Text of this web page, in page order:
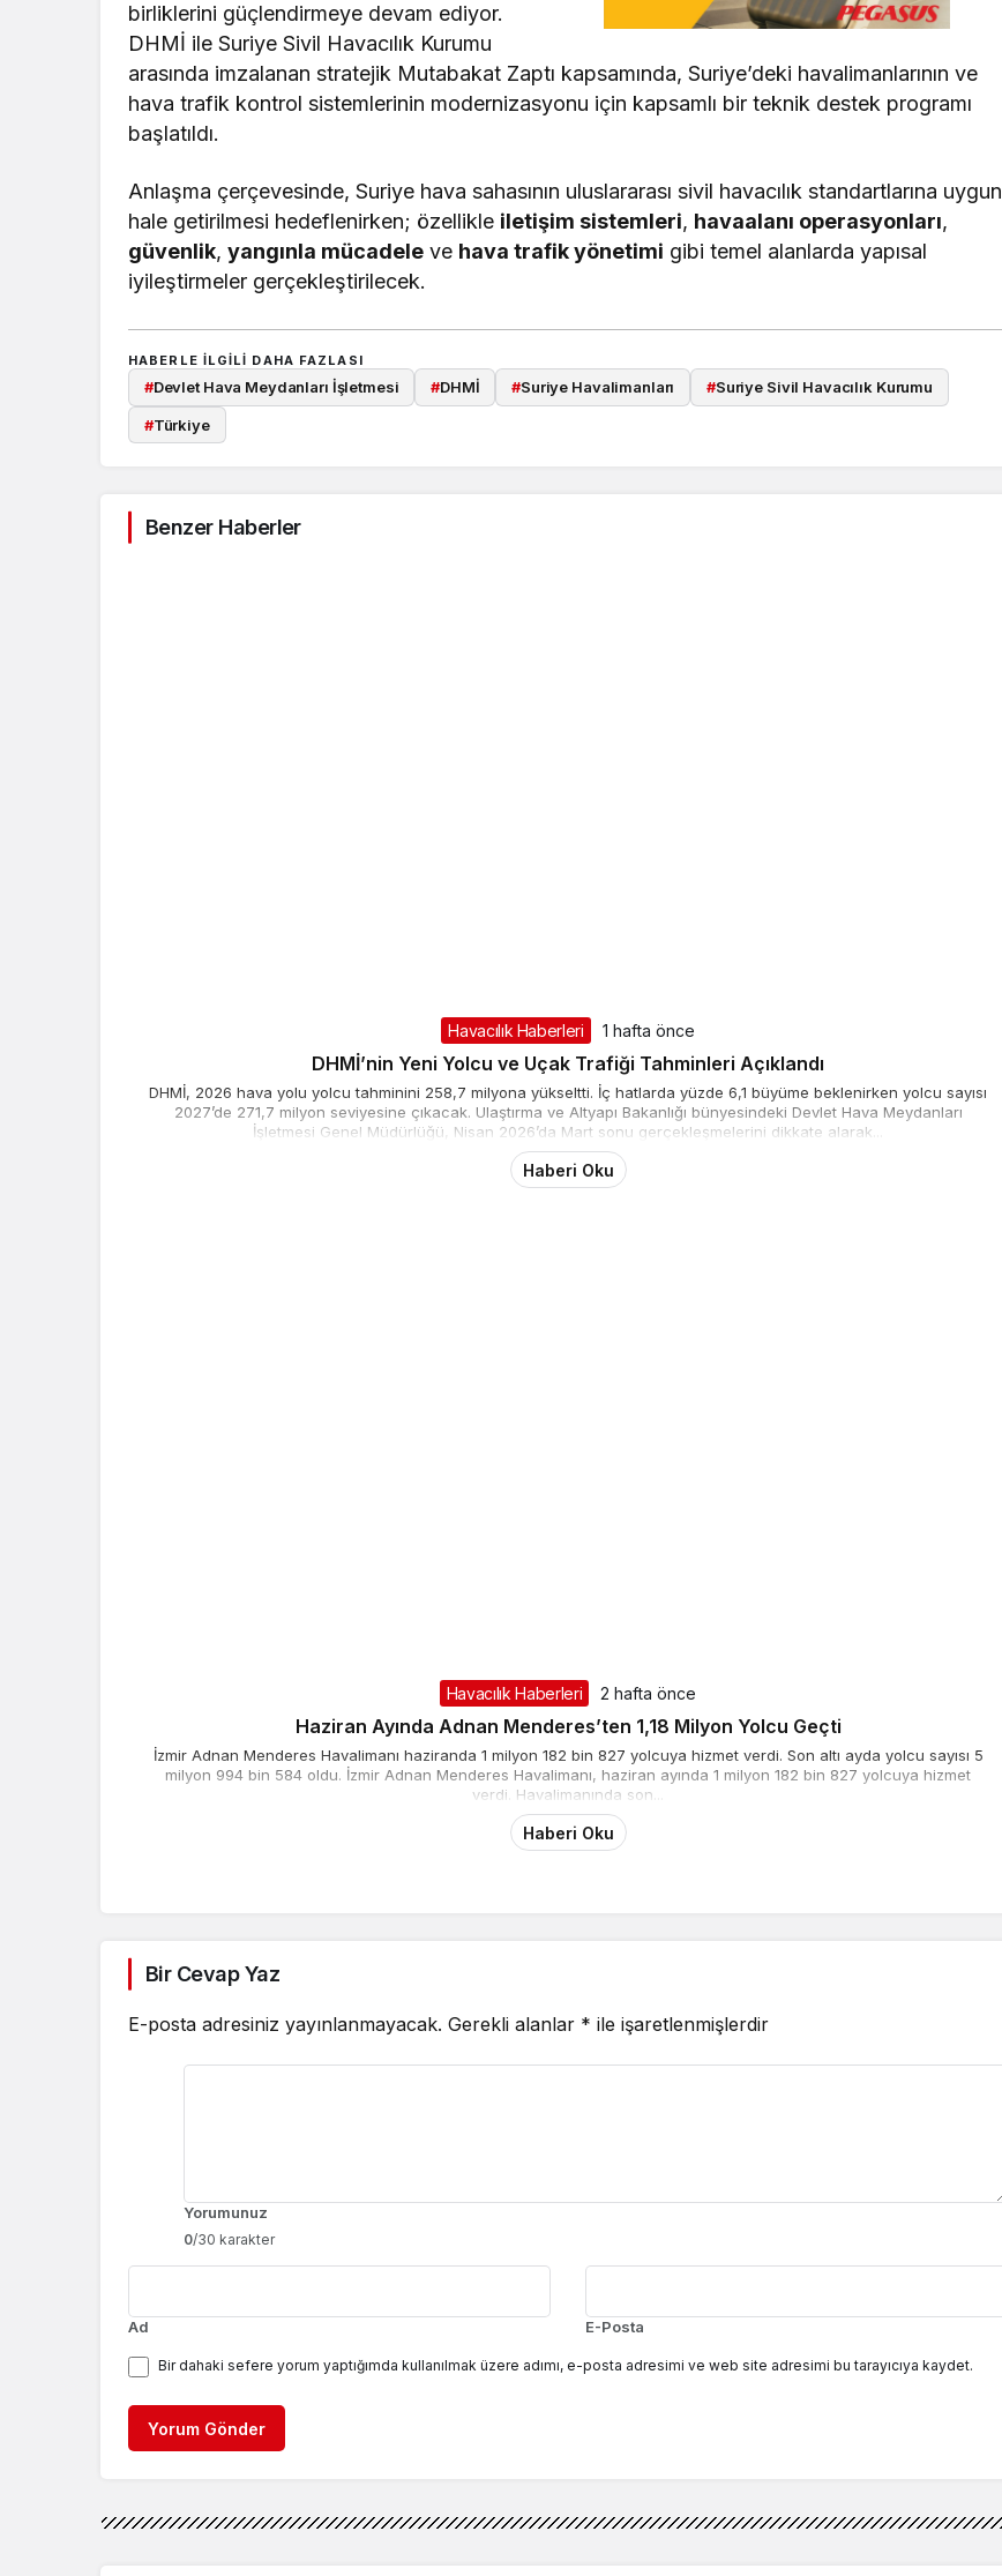
birliklerini güçlendirmeye devam ediyor.
DHMİ ile Suriye Sivil Havacılık Kurumu
arasında imzalanan stratejik Mutabakat Zaptı kapsamında, Suriye’deki havalimanlarının ve
hava trafik kontrol sistemlerinin modernizasyonu için kapsamlı bir teknik destek programı
başlatıldı.
Anlaşma çerçevesinde, Suriye hava sahasının uluslararası sivil havacılık standartlarına uygun
hale getirilmesi hedeflenirken; özellikle iletişim sistemleri, havaalanı operasyonları,
güvenlik,yangınla mücadele ve hava trafik yönetimi gibi temel alanlarda yapısal
iyileştirmeler gerçekleştirilecek.
HABERLE ILGILI DAHA FAZLASI
#Devlet Hava Meydanları İşletmesi #DHMİ #Suriye Havalimanları #Suriye Sivil Havacılık Kurumu
#Türkiye
Benzer Haberler
Havacılık Haberleri 1 hafta önce
DHMİ’nin Yeni Yolcu ve Uçak Trafiği Tahminleri Açıklandı
DHMİ, 2026 hava yolu yolcu tahminini 258,7 milyona yükseltti. İç hatlarda yüzde 6,1 büyüme beklenirken yolcu sayısı
2027’de 271,7 milyon seviyesine çıkacak. Ulaştırma ve Altyapı Bakanlığı bünyesindeki Devlet Hava Meydanları
İşletmesi Genel Müdürlüğü, Nisan 2026’da Mart sonu gerçekleşmelerini dikkate alarak...
Haberi Oku
Havacılık Haberleri 2 hafta önce
Haziran Ayında Adnan Menderes’ten 1,18 Milyon Yolcu Geçti
İzmir Adnan Menderes Havalimanı haziranda 1 milyon 182 bin 827 yolcuya hizmet verdi. Son altı ayda yolcu sayısı 5
milyon 994 bin 584 oldu. İzmir Adnan Menderes Havalimanı, haziran ayında 1 milyon 182 bin 827 yolcuya hizmet
verdi. Havalimanında son...
Haberi Oku
Bir Cevap Yaz
E-posta adresiniz yayınlanmayacak. Gerekli alanlar * ile işaretlenmişlerdir
Yorumunuz
0/30 karakter
Ad E-Posta
Bir dahaki sefere yorum yaptığımda kullanılmak üzere adımı, e-posta adresimi ve web site adresimi bu tarayıcıya kaydet.
Yorum Gönder